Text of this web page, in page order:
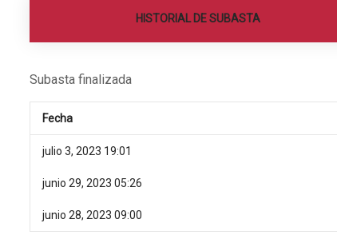
HISTORIAL DE SUBASTA
Subasta finalizada
Fecha
julio 3, 2023 19:01
junio 29, 2023 05:26
junio 28, 2023 09:00